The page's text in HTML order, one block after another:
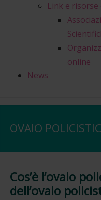
Link e risorse
online
News
OVAIO
Cos’è l’ovaio
dell’ovaio